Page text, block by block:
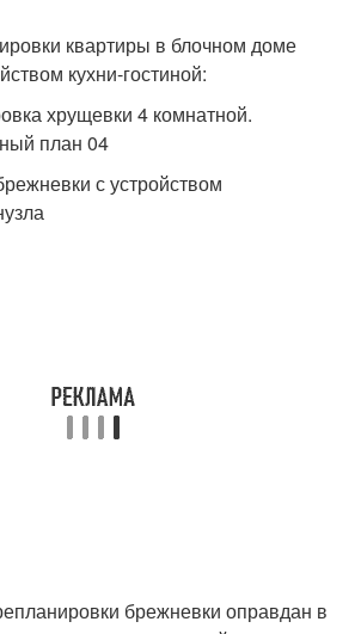
квартиры в блочном доме
кухни-гостиной:
с устройством
брежневки оправдан в